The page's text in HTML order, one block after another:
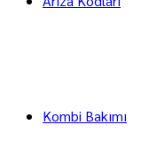
Kombi Bakımı